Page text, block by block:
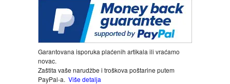
KUVARI
LJUBAVNI
MITOLOGIJA
Garantovana isporuka plaćenih artikala ili vraćamo
novac.
Zaštita vaše narudžbe i troškova poštarine putem
PayPal-a. Više detalja